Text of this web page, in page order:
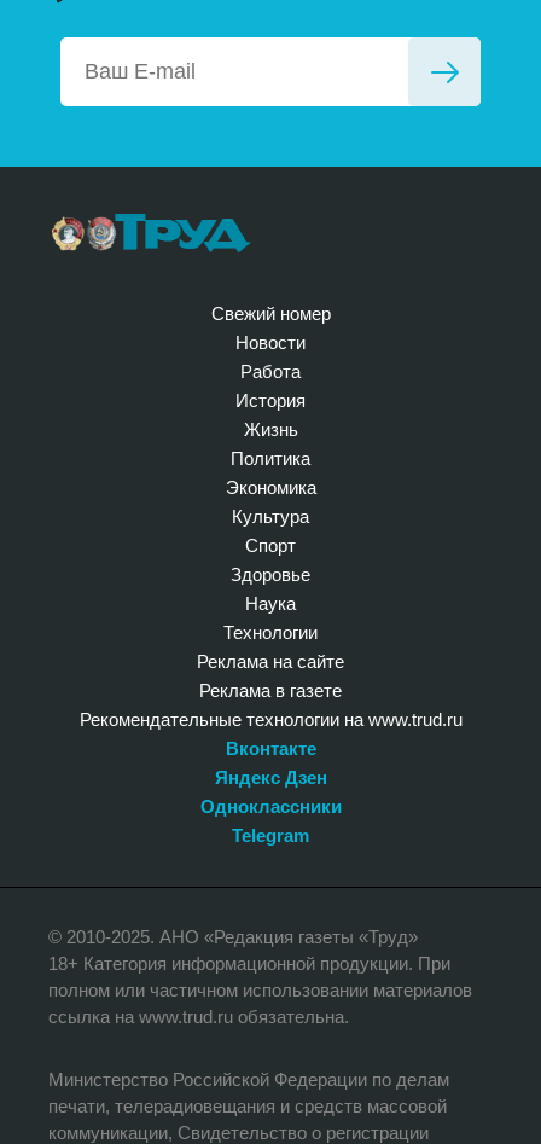
Свежий номер
Новости
Работа
История
Жизнь
Политика
Экономика
Культура
Спорт
Здоровье
Наука
Технологии
Реклама на сайте
Реклама в газете
Рекомендательные технологии на www.trud.ru
Вконтакте
Яндекс Дзен
Одноклассники
Telegram
© 2010-2025. АНО «Редакция газеты «Труд»
18+ Категория информационной продукции. При
полном или частичном использовании материалов
ссылка на www.trud.ru обязательна.
Министерство Российской Федерации по делам
печати, телерадиовещания и средств массовой
коммуникации, Свидетельство о регистрации